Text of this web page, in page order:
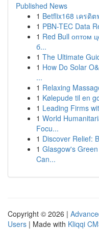
Published News
1 Betflix168 เครดิ
1 PBN-TEC Data
1 Red Bull оптом
б...
1 The Ultimate
1 How Do Solar
...
1 Relaxing
1 Kølepude til en
1 Leading Firms
1 World
Focu...
1 Discover Relief:
1 Glasgow's
Can...
Copyright © 2026 |
Users | Made with Kliqqi